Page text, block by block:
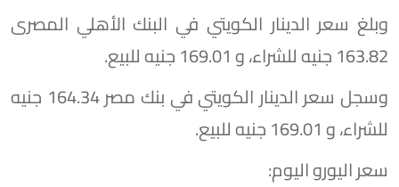
وبلغ سعر الدينار الكويتي في البنك الأهلي المصرى
163.82 جنيه للشراء، و 169.01 جنيه للبيع.
وسجل سعر الدينار الكويتي في بنك مصر 164.34 جنيه
للشراء، و 169.01 جنيه للبيع.
سعر اليورو اليوم: